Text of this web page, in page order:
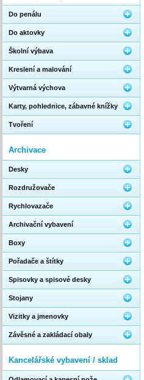
Do penálu
Do aktovky
Školní výbava
Kreslení a malování
Výtvarná výchova
Karty, pohlednice, zábavné knížky
Tvoření
Archivace
Desky
Rozdružovače
Rychlovazače
Archivační vybavení
Boxy
Pořadače a štítky
Spisovky a spisové desky
Stojany
Vizitky a jmenovky
Závěsné a zakládací obaly
Kancelářské vybavení / sklad